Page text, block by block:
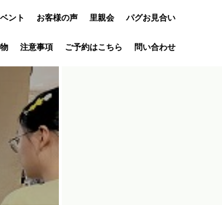
ント
フ会
ーサリ
お客様の声 里親会 パグお見合い
注意事項 ご予約はこちら 問い合わせ